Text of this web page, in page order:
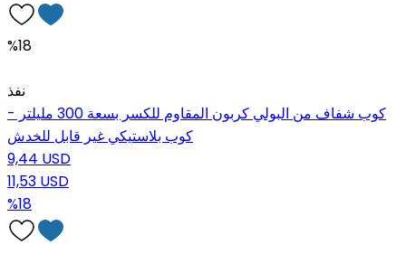
%18
نفذ
كوب شفاف من البولي كربون المقاوم للكسر بسعة 300 مليلتر -
كوب بلاستيكي غير قابل للخدش
9,44 USD
11,53 USD
%18